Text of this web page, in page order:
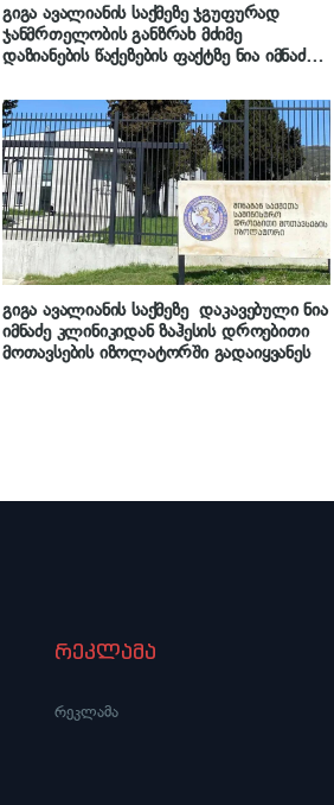
გიგა ავალიანის საქმეზე ჯგუფურად
ჯანმრთელობის განზრახ მძიმე
დაზიანების წაქეზების ფაქტზე ნია იმნაძეს
შეუტყობინებლობის ფაქტზე ანასტასია
ბერუაშვილს ბრალდება წარუდგინეს
გიგა ავალიანის საქმეზე დაკავებული ნია
იმნაძე კლინიკიდან ზაჰესის დროებითი
მოთავსების იზოლატორში გადაიყვანეს
რეკლამა
რეკლამა